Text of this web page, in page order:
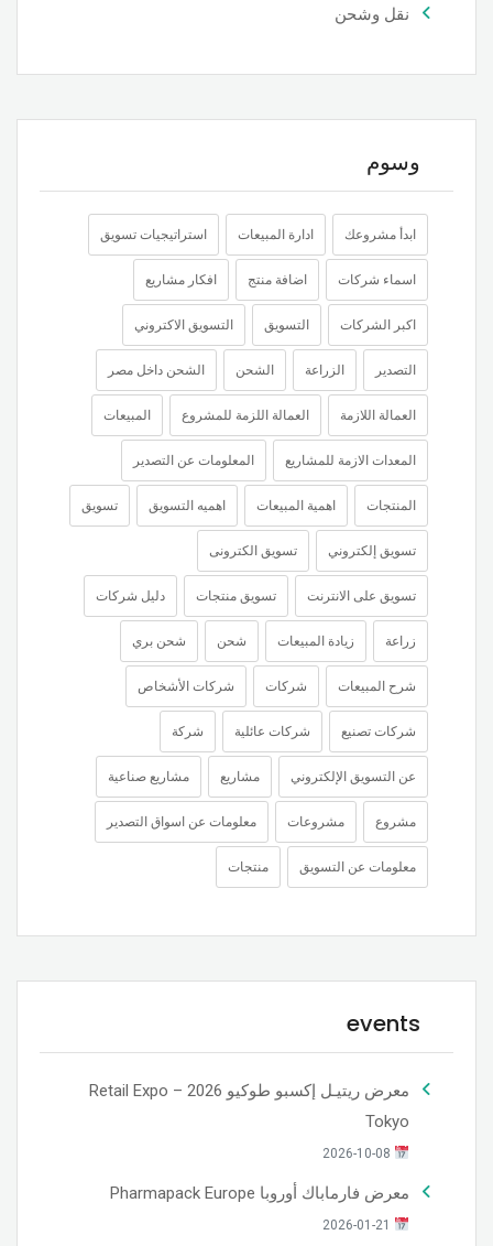
نقل وشحن
وسوم
ابدأ مشروعك ادارة المبيعات استراتيجيات تسويق
اسماء شركات اضافة منتج افكار مشاريع
اكبر الشركات التسويق التسويق الاكتروني
التصدير الزراعة الشحن الشحن داخل مصر
العمالة اللازمة العمالة اللزمة للمشروع المبيعات
المعدات الازمة للمشاريع المعلومات عن التصدير
المنتجات اهمية المبيعات اهميه التسويق تسويق
تسويق إلكتروني تسويق الكترونى
تسويق على الانترنت تسويق منتجات دليل شركات
زراعة زيادة المبيعات شحن شحن بري
شرح المبيعات شركات شركات الأشخاص
شركات تصنيع شركات عائلية شركة
عن التسويق الإلكتروني مشاريع مشاريع صناعية
مشروع مشروعات معلومات عن اسواق التصدير
معلومات عن التسويق منتجات
events
معرض ريتيـل إكسبو طوكيو 2026 – Retail Expo
Tokyo
معرض فارماباك أوروبا Pharmapack Europe